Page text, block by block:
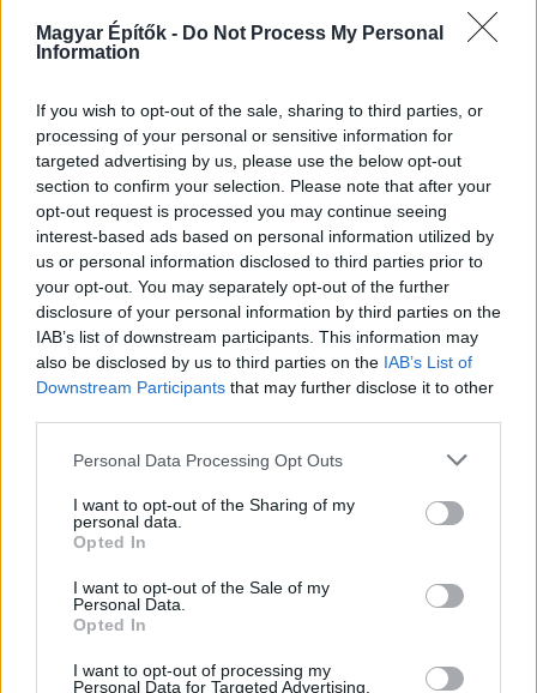
Magyar Építők - Do Not Process My Personal
Information
If you wish to opt-out of the sale, sharing to third parties, or
processing of your personal or sensitive information for
targeted advertising by us, please use the below opt-out
section to confirm your selection. Please note that after your
opt-out request is processed you may continue seeing
interest-based ads based on personal information utilized by
us or personal information disclosed to third parties prior to
your opt-out. You may separately opt-out of the further
disclosure of your personal information by third parties on the
IAB’s list of downstream participants. This information may
also be disclosed by us to third parties on the IAB’s List of
Downstream Participants that may further disclose it to other
Please note that this website/app uses one or more Google
not limited to your visit or usage behaviour. You may click to
grant or deny consent to Google and its third-party tags to
use your data for below specified purposes in below Google
consent section.
Personal Data Processing Opt Outs
I want to opt-out of the Sharing of my
personal data.
Opted In
I want to opt-out of the Sale of my
Personal Data.
Opted In
I want to opt-out of processing my
Personal Data for Targeted Advertising.
Hódmezővásárhely iskolaépítés oktatási beruházás FERROÉP Zrt.
Másfélszeresére bővítik Hódmezővásárhely jó hírű
református iskoláját
A Szőnyi Benjámin Általános Iskola fejlesztését a FERROÉP